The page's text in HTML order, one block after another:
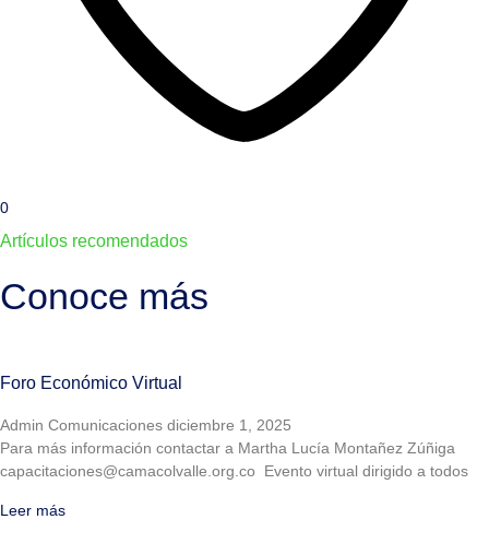
0
Artículos recomendados
Conoce más
Foro Económico Virtual
Admin Comunicaciones diciembre 1, 2025
Para más información contactar a Martha Lucía Montañez Zúñiga
capacitaciones@camacolvalle.org.co Evento virtual dirigido a todos
Leer más